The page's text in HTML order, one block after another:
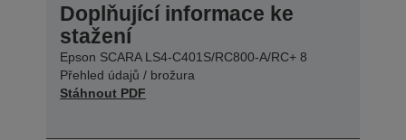
Doplňující informace ke
stažení
Epson SCARA LS4-C401S/RC800-A/RC+ 8
Přehled údajů / brožura
Stáhnout PDF